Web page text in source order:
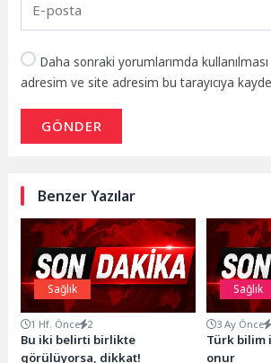
Daha sonraki yorumlarımda
adresim ve site adresim bu tarayıcıya
GÖNDER
Benzer Yazılar
Sağlık
1 Hf. Önce 2
Bu iki belirti birlikte
görülüyorsa, dikkat!
Sağlık
3 Ay Önce
Türk bilim
onur